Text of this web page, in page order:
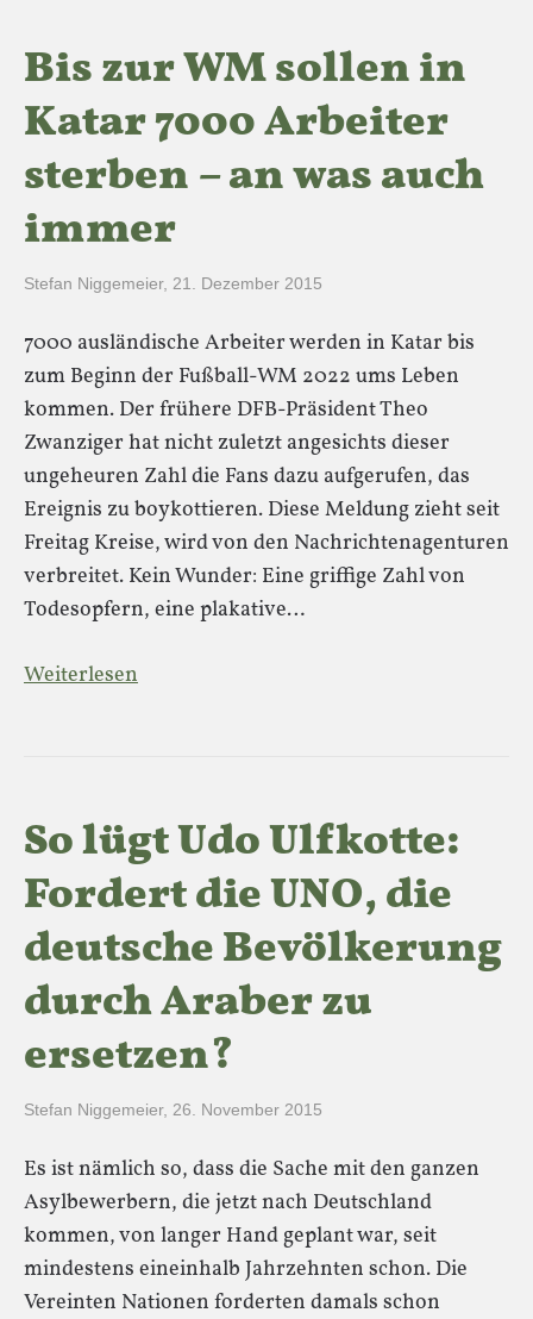
Bis zur WM sollen in
Katar 7000 Arbeiter
sterben – an was auch
immer
Stefan Niggemeier, 21. Dezember 2015
7000 ausländische Arbeiter werden in Katar bis
zum Beginn der Fußball-WM 2022 ums Leben
kommen. Der frühere DFB-Präsident Theo
Zwanziger hat nicht zuletzt angesichts dieser
ungeheuren Zahl die Fans dazu aufgerufen, das
Ereignis zu boykottieren. Diese Meldung zieht seit
Freitag Kreise, wird von den Nachrichtenagenturen
verbreitet. Kein Wunder: Eine griffige Zahl von
Todesopfern, eine plakative…
Weiterlesen
So lügt Udo Ulfkotte:
Fordert die UNO, die
deutsche Bevölkerung
durch Araber zu
ersetzen?
Stefan Niggemeier, 26. November 2015
Es ist nämlich so, dass die Sache mit den ganzen
Asylbewerbern, die jetzt nach Deutschland
kommen, von langer Hand geplant war, seit
mindestens eineinhalb Jahrzehnten schon. Die
Vereinten Nationen forderten damals schon